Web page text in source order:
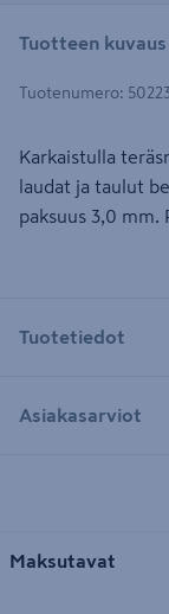
Tuotteen kuvaus
Tuotenumero:
Karkaistulla
laudat ja taulut
paksuus 3,0 mm.
Tuotetiedot
Asiakasarviot
Maksutavat